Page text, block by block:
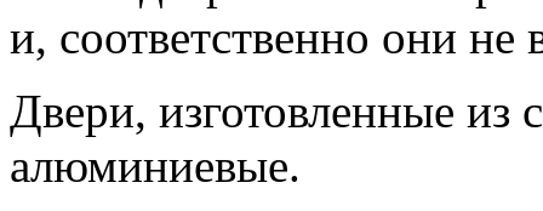
и, соответственно они
Двери, изготовленные из
алюминиевые.